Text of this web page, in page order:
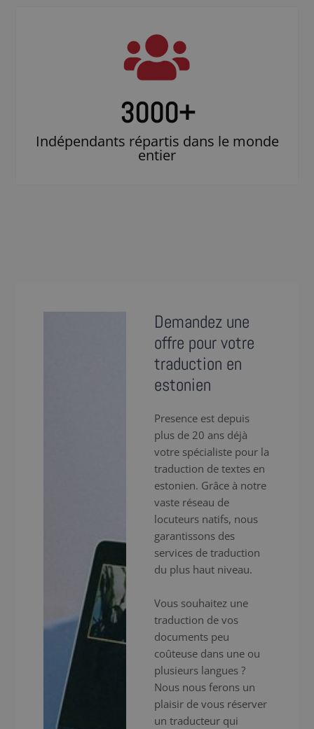
3000+
Indépendants répartis dans le monde
entier
Demandez une
offre pour votre
traduction en
estonien
Presence est depuis
plus de 20 ans déjà
votre spécialiste pour la
traduction de textes en
estonien. Grâce à notre
vaste réseau de
locuteurs natifs, nous
garantissons des
services de traduction
du plus haut niveau.
Vous souhaitez une
traduction de vos
documents peu
coûteuse dans une ou
plusieurs langues ?
Nous nous ferons un
plaisir de vous réserver
un traducteur qui